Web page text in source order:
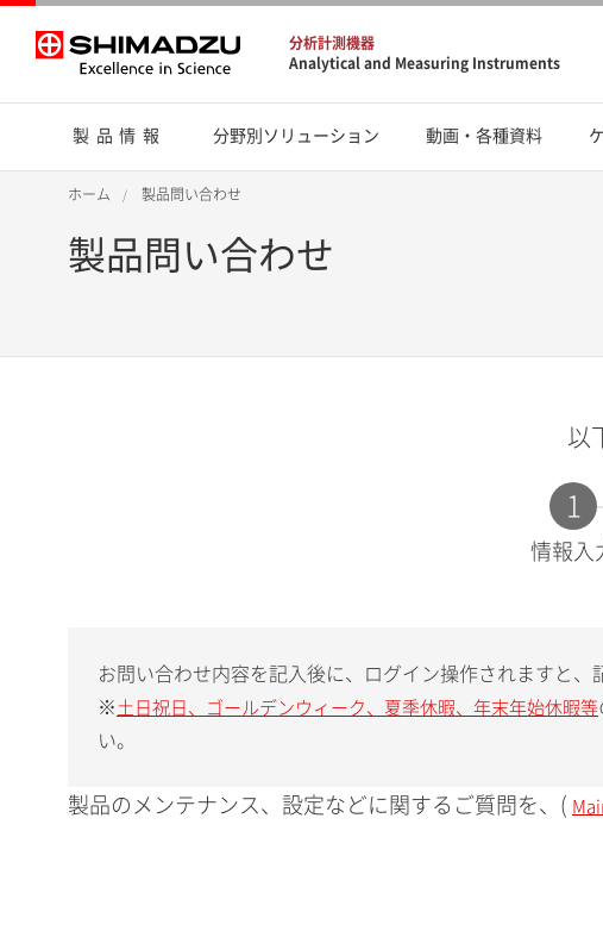
分析計測機器
Analytical and Measuring Instruments
製品情報 分野別ソリューション 動画・各種資料
ホーム 製品問い合わせ
製品問い合わせ
以
1
現
情報入
お問い合わせ内容を記入後に、ログイン操作されますと、
※ 土日祝日、ゴールデンウィーク、夏季休暇、年末年始休暇等
い。
製品のメンテナンス、設定などに関するご質問を、(